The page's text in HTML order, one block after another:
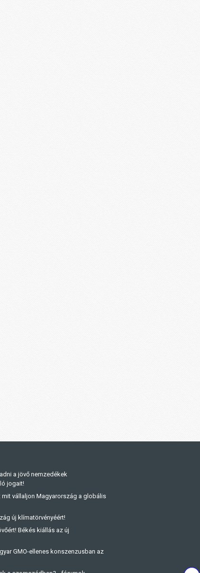
a jövő nemzedékek
jogait!
vállaljon Magyarország a globális
új klímatörvényéért!
Békés kiállás az új
GMO-ellenes konszenzusban az